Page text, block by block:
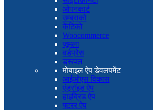
ओपनकार्ट
उम्ब्राको
केंटिको
Woocommerce
जूमला
वर्डप्रेस
ड्रूपल
मोबाइल ऐप डेवलपमेंट
आईओएस विकास
एंड्रॉइड ऐप
हाइब्रिड ऐप
फ्टरर ऐप